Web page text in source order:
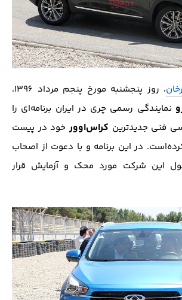
، روز پنجشنبه مورخ پنجم مرداد 1396،
نمایندگی رسمی چری در ایران برنامه‌ای را
فنی جدید‌ترین کراس‌اوورخود در پیست
کرده‌است. در این برنامه و با دعوت از اصحاب
این شرکت مورد محک و آزمایش قرار